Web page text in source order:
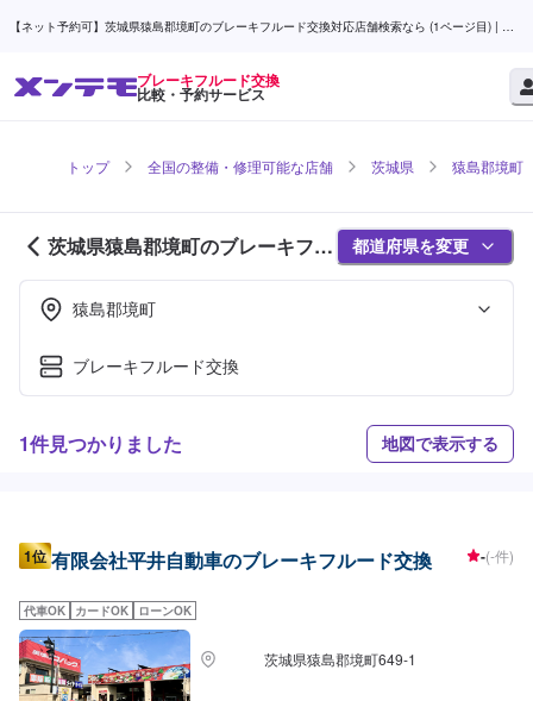
【ネット予約可】茨城県猿島郡境町のブレーキフルード交換対応店舗検索なら (1ページ目) | メ
ブレーキフルード交換
比較・予約サービス
トップ 全国の整備・修理可能な店舗 茨城県 猿島郡境町
茨城県猿島郡境町のブレーキフル
ード交換対応店舗紹介 (1ページ
目)
都道府県を変更
猿島郡境町
ブレーキフルード交換
1件見つかりました 地図で表示する
1位 有限会社平井自動車のブレーキフルード交換 -(-件)
代車OK カードOK ローンOK
茨城県猿島郡境町649-1